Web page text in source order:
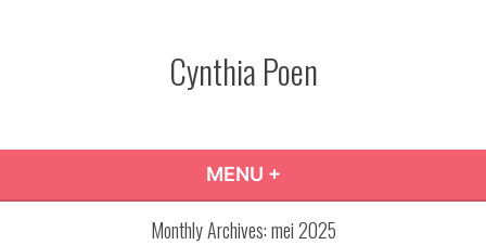
Cynthia Poen
MENU +
Monthly Archives:mei 2025